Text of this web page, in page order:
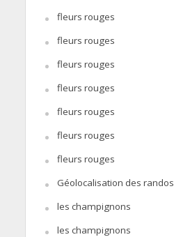
fleurs rouges
fleurs rouges
fleurs rouges
fleurs rouges
fleurs rouges
fleurs rouges
fleurs rouges
Géolocalisation des randos
les champignons
les champignons